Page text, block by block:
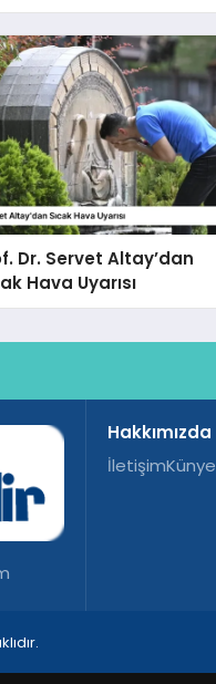
Dr. Servet Altay’dan
Hava Uyarısı
Hakkımızda
İletişimKünye